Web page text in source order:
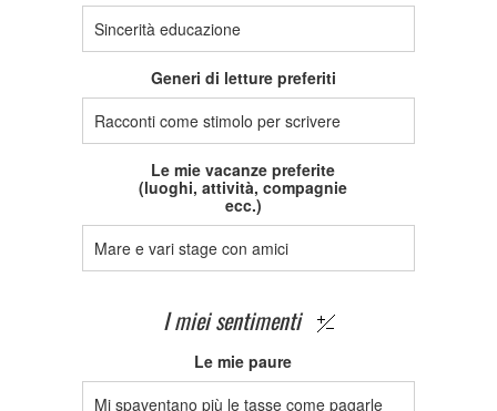
Sincerità educazione
Generi di letture preferiti
Racconti come stimolo per scrivere
Le mie vacanze preferite
(luoghi, attività, compagnie
ecc.)
Mare e vari stage con amici
I miei sentimenti
Le mie paure
Mi spaventano più le tasse come pagarle